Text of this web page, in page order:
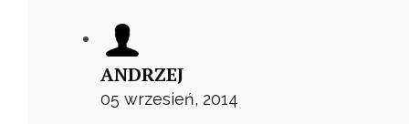
ANDRZEJ
05 wrzesień, 2014